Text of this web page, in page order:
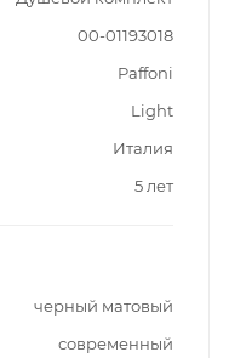
00-01193018
Paffoni
Light
Италия
5 лет
черный матовый
современный